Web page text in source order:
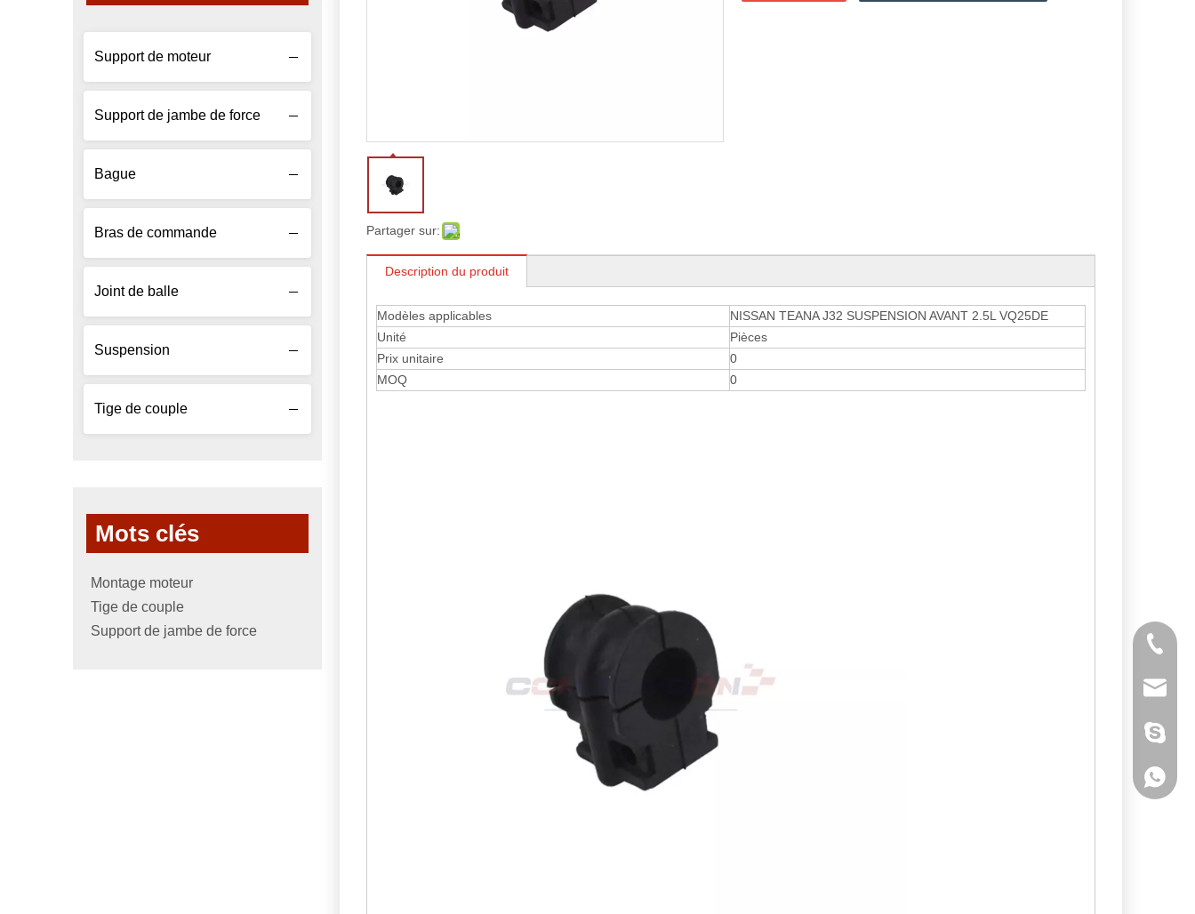
Support de moteur
Support de jambe de force
Bague
Bras de commande
Joint de balle
Suspension
Tige de couple
Mots clés
Montage moteur
Tige de couple
Support de jambe de force
Partager sur:
Description du produit
Modèles applicables
NISSAN TEANA J32 SUSPENSION AVANT 2.5L VQ25DE
Unité
Pièces
Prix ​​unitaire
0
MOQ
0
Tél
E-mail
Skype